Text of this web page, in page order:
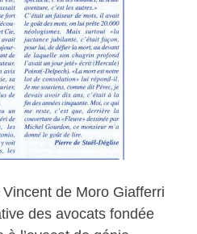
de Moro Giafferri
des avocats fondée